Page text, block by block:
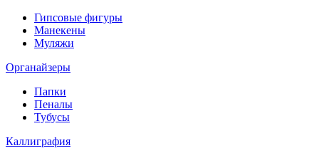
Гипсовые фигуры
Манекены
Муляжи
Органайзеры
Папки
Пеналы
Тубусы
Каллиграфия